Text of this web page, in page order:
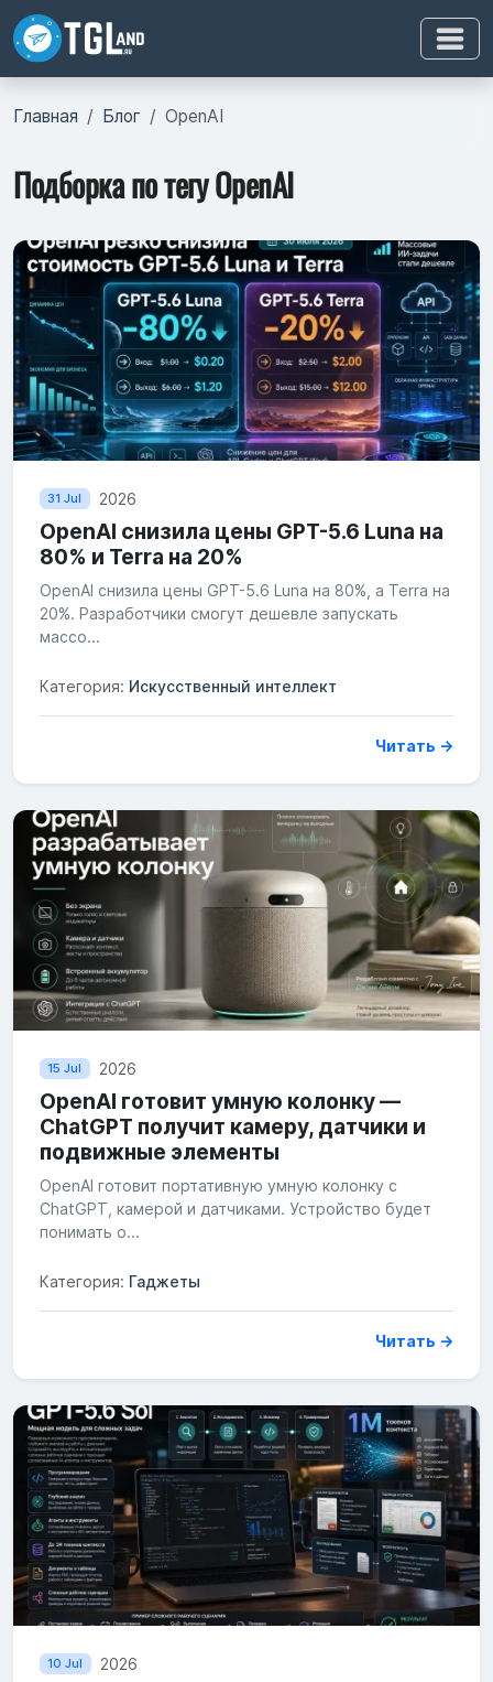
Главная Блог OpenAI
Подборка по тегу OpenAI
31 Jul 2026
OpenAI снизила цены GPT-5.6 Luna на
80% и Terra на 20%
OpenAI снизила цены GPT-5.6 Luna на 80%, а Terra на
20%. Разработчики смогут дешевле запускать
массо...
Категория: Искусственный интеллект
Читать →
15 Jul 2026
OpenAI готовит умную колонку —
ChatGPT получит камеру, датчики и
подвижные элементы
OpenAI готовит портативную умную колонку с
ChatGPT, камерой и датчиками. Устройство будет
понимать о...
Категория: Гаджеты
Читать →
10 Jul 2026